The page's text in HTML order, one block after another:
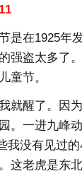
是在1925年
强盗太多了
童节。
就醒了。因
。一进九峰
我没有见过的
这老虎是东